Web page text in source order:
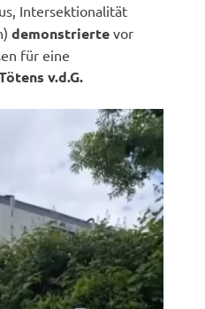
Intersektionalität
demonstrierte vor
für eine
v.d.G.